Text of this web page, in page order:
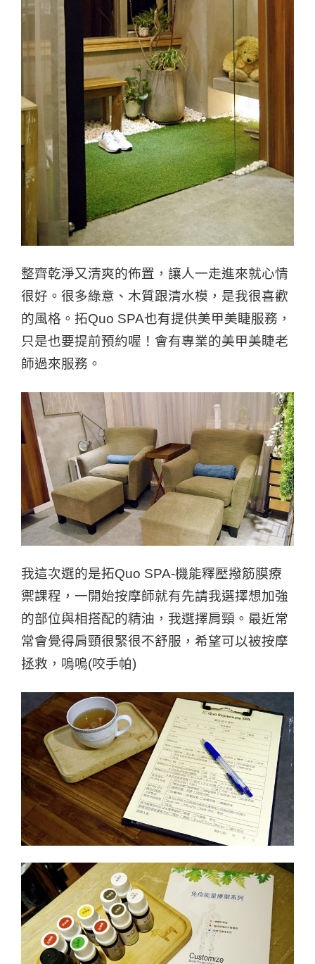
整齊乾淨又清爽的佈置，讓人一走進來就心情
很好。很多綠意、木質跟清水模，是我很喜歡
的風格。拓Quo SPA也有提供美甲美睫服務，
只是也要提前預約喔！會有專業的美甲美睫老
師過來服務。
我這次選的是拓Quo SPA-機能釋壓撥筋膜療
禦課程，一開始按摩師就有先請我選擇想加強
的部位與相搭配的精油，我選擇肩頸。最近常
常會覺得肩頸很緊很不舒服，希望可以被按摩
拯救，嗚嗚(咬手帕)